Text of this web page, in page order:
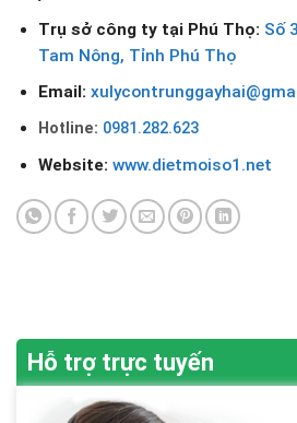
Trụ sở công ty tại Phú Thọ: Số
Tam Nông, Tỉnh Phú Thọ
Email:
Hotline: 0981.282.623
Website: www.dietmoiso1.net
Hỗ trợ trực tuyến